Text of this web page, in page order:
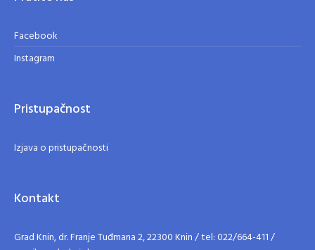
Facebook
Instagram
Pristupačnost
Izjava o pristupačnosti
Kontakt
Grad Knin, dr. Franje Tuđmana 2, 22300 Knin / tel: 022/664-411 /